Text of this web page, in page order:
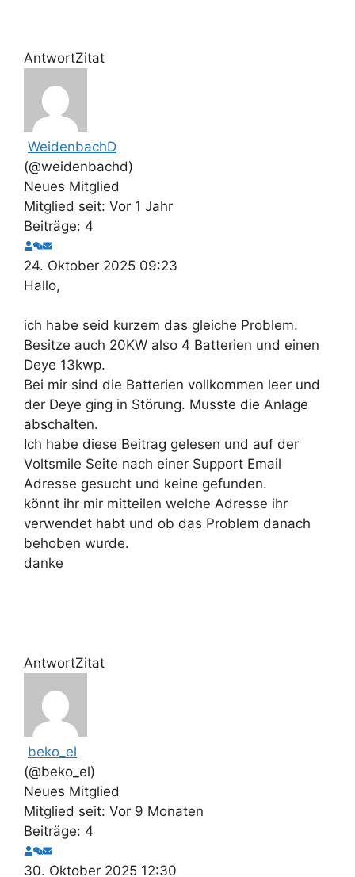
AntwortZitat
WeidenbachD
(@weidenbachd)
Neues Mitglied
Mitglied seit: Vor 1 Jahr
Beiträge: 4
24. Oktober 2025 09:23
Hallo,
ich habe seid kurzem das gleiche Problem.
Besitze auch 20KW also 4 Batterien und einen
Deye 13kwp.
Bei mir sind die Batterien vollkommen leer und
der Deye ging in Störung. Musste die Anlage
abschalten.
Ich habe diese Beitrag gelesen und auf der
Voltsmile Seite nach einer Support Email
Adresse gesucht und keine gefunden.
könnt ihr mir mitteilen welche Adresse ihr
verwendet habt und ob das Problem danach
behoben wurde.
danke
AntwortZitat
beko_el
(@beko_el)
Neues Mitglied
Mitglied seit: Vor 9 Monaten
Beiträge: 4
30. Oktober 2025 12:30